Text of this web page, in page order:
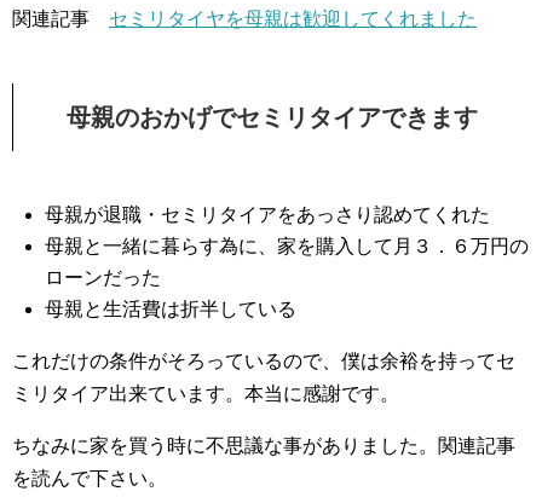
関連記事 セミリタイヤを母親は歓迎してくれました
母親のおかげでセミリタイアできます
母親が退職・セミリタイアをあっさり認めてくれた
母親と一緒に暮らす為に、家を購入して月３．６万円の
ローンだった
母親と生活費は折半している
これだけの条件がそろっているので、僕は余裕を持ってセ
ミリタイア出来ています。本当に感謝です。
ちなみに家を買う時に不思議な事がありました。関連記事
を読んで下さい。